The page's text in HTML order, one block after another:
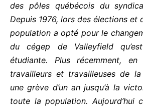
des pôles québécois du
Depuis 1976, lors des élections et
population a opté pour le
du cégep de Valleyfield
étudiante. Plus récemment,
travailleurs et travailleuses de
une grève d’un an jusqu’à la
toute la population. Aujourd’hui